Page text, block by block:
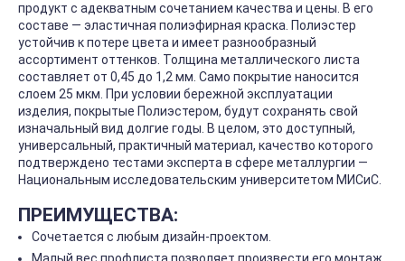
продукт с адекватным сочетанием качества и цены. В его
составе — эластичная полиэфирная краска. Полиэстер
устойчив к потере цвета и имеет разнообразный
ассортимент оттенков. Толщина металлического листа
составляет от 0,45 до 1,2 мм. Само покрытие наносится
слоем 25 мкм. При условии бережной эксплуатации
изделия, покрытые Полиэстером, будут сохранять свой
изначальный вид долгие годы. В целом, это доступный,
универсальный, практичный материал, качество которого
подтверждено тестами эксперта в сфере металлургии —
Национальным исследовательским университетом МИСиС.
ПРЕИМУЩЕСТВА:
Сочетается с любым дизайн-проектом.